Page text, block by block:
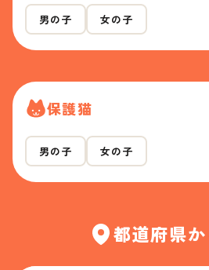
男の子 女の子
保護猫
男の子 女の子
都道府県